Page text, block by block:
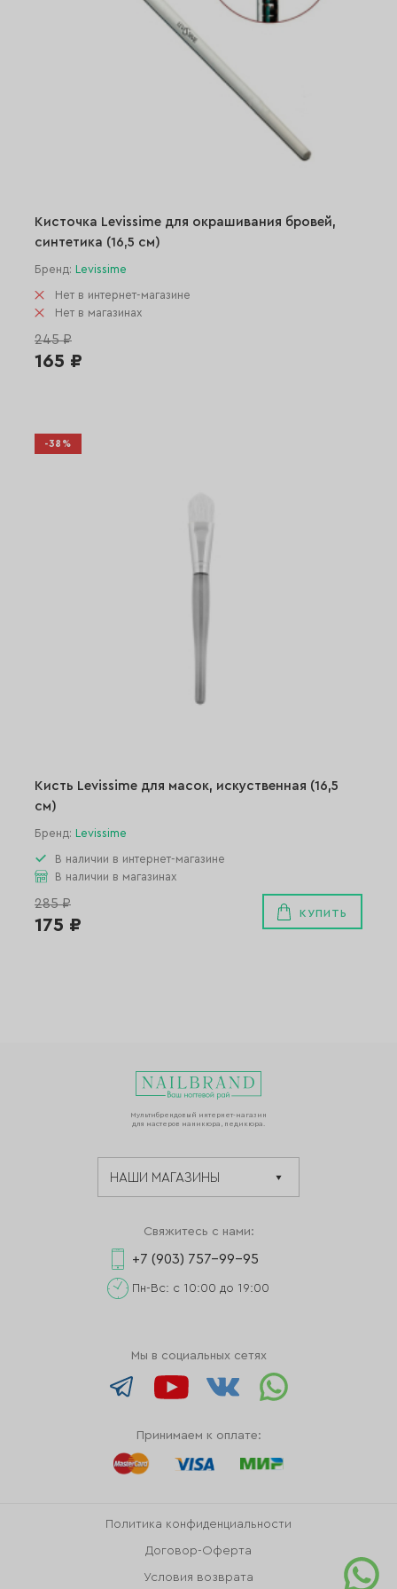
Кисточка Levissime для окрашивания бровей,
синтетика (16,5 см)
Бренд: Levissime
Нет в интернет-магазине
Нет в магазинах
245 ₽
165 ₽
-38%
Кисть Levissime для масок, искуственная (16,5
см)
Бренд: Levissime
В наличии в интернет-магазине
В наличии в магазинах
285 ₽
175 ₽
КУПИТЬ
Мультибрендовый интернет-магазин
для мастеров маникюра, педикюра.
Свяжитесь с нами:
+7 (903) 757-99-95
Пн-Вс: с 10:00 до 19:00
Мы в социальных сетях
Принимаем к оплате:
Политика конфиденциальности
Договор-Оферта
Условия возврата